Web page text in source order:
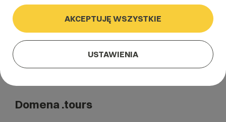
Domena .tours
AKCEPTUJĘ WSZYSTKIE
USTAWIENIA